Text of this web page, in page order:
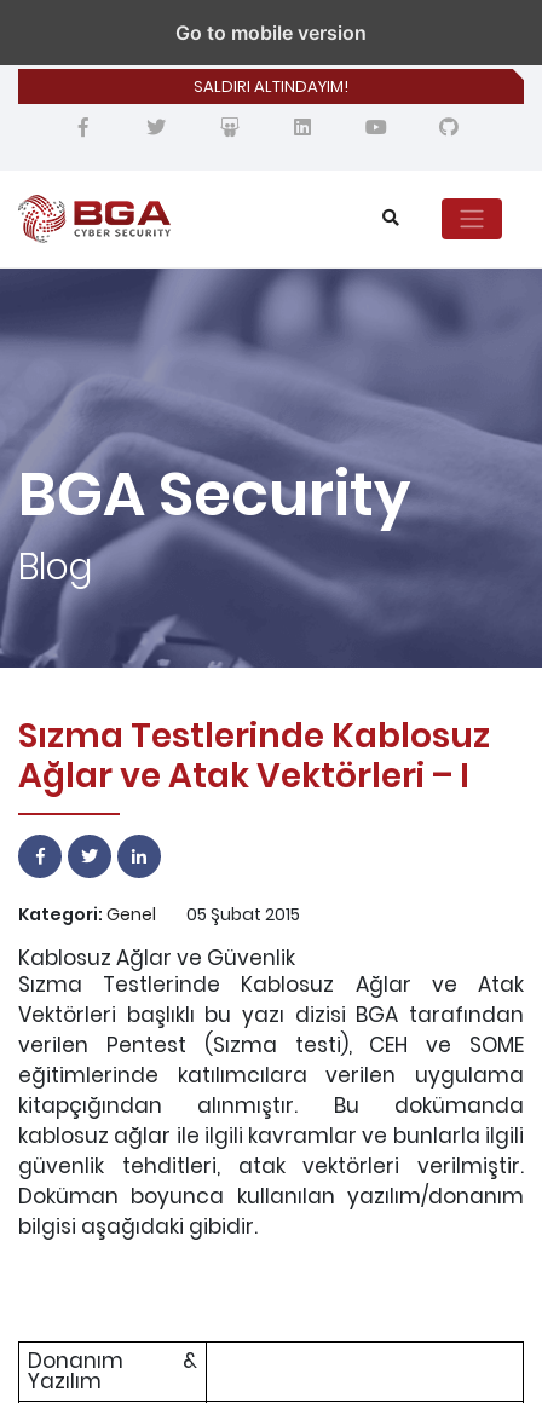
bilgi@bgasecurity.com
SALDIRI ALTINDAYIM!
BGA Security
Blog
Sızma Testlerinde Kablosuz
Ağlar ve Atak Vektörleri – I
Kategori: Genel 05 Şubat 2015
Kablosuz Ağlar ve Güvenlik
Sızma Testlerinde Kablosuz Ağlar ve Atak
Vektörleri başlıklı bu yazı dizisi BGA tarafından
verilen Pentest (Sızma testi), CEH ve SOME
eğitimlerinde katılımcılara verilen uygulama
kitapçığından alınmıştır. Bu dokümanda
kablosuz ağlar ile ilgili kavramlar ve bunlarla ilgili
güvenlik tehditleri, atak vektörleri verilmiştir.
Doküman boyunca kullanılan yazılım/donanım
bilgisi aşağıdaki gibidir.
Donanım &
Yazılım
Go to mobile version